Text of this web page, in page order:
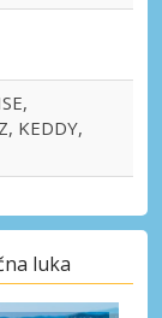
KEDDY,
luka